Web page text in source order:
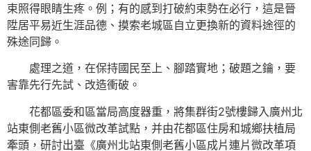
束照得眼睛生疼。例；有的感到打破約束勢在必行，這是晉
陞居平易近生涯品德、摸索老城區自立更換新的資料途徑的
殊途同歸。
處理之道，在保持國民至上、腳踏實地；破題之鑰，要
害靠先行先試、改造衝破。
花都區委和區當局高度器重，將集群街2號樓歸入廣州北
站東側老舊小區微改革試點，并由花都區住房和城鄉扶植局
牽頭，研討出臺《廣州北站東側老舊小區成片連片微改革項